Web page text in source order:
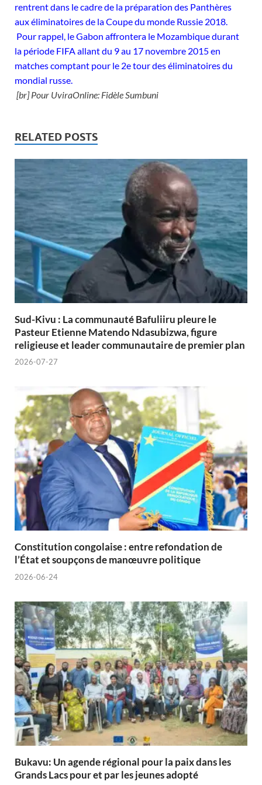
rentrent dans le cadre de la préparation des Panthères
aux éliminatoires de la Coupe du monde Russie 2018.
Pour rappel, le Gabon affrontera le Mozambique durant
la période FIFA allant du 9 au 17 novembre 2015 en
matches comptant pour le 2e tour des éliminatoires du
mondial russe.
[br] Pour UviraOnline: Fidèle Sumbuni
RELATED POSTS
Sud-Kivu : La communauté Bafuliiru pleure le
Pasteur Etienne Matendo Ndasubizwa, figure
religieuse et leader communautaire de premier plan
2026-07-27
Constitution congolaise : entre refondation de
l’État et soupçons de manœuvre politique
2026-06-24
Bukavu: Un agende régional pour la paix dans les
Grands Lacs pour et par les jeunes adopté